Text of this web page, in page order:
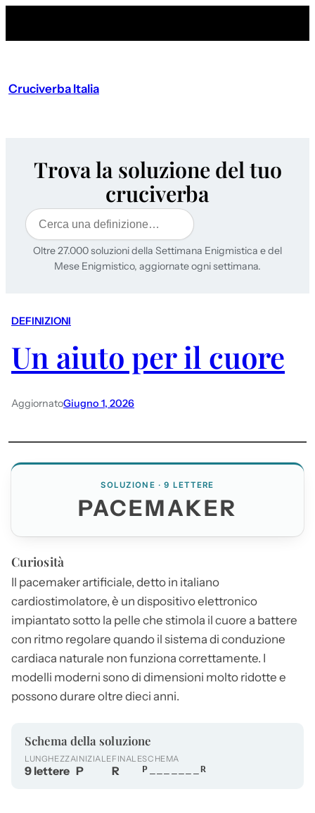
Cruciverba Italia
Trova la soluzione del tuo
cruciverba
Cerca
Oltre 27.000 soluzioni della Settimana Enigmistica e del
Mese Enigmistico, aggiornate ogni settimana.
DEFINIZIONI
Un aiuto per il cuore
AggiornatoGiugno 1, 2026
SOLUZIONE · 9 LETTERE
PACEMAKER
Curiosità
Il pacemakerartificiale, detto in italiano
cardiostimolatore, è un dispositivo elettronico
impiantato sotto la pelle che stimola il cuore a battere
con ritmo regolare quando il sistema di conduzione
cardiaca naturale non funziona correttamente. I
modelli moderni sono di dimensioni molto ridotte e
possono durare oltre dieci anni.
Schema della soluzione
LUNGHEZZA
9 lettere
INIZIALE
P
FINALE
R
SCHEMA
P_______R